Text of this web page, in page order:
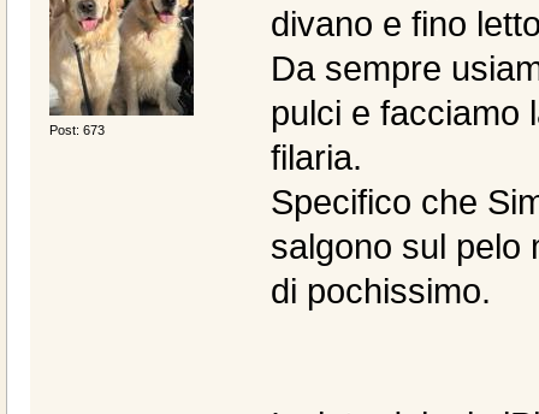
Post: 673
divano e fino
Da sempre
pulci e facciamo
filaria.
Specifico che
salgono sul pelo
di pochissimo.